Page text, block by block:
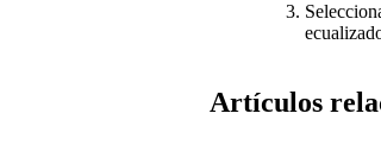
Artículos